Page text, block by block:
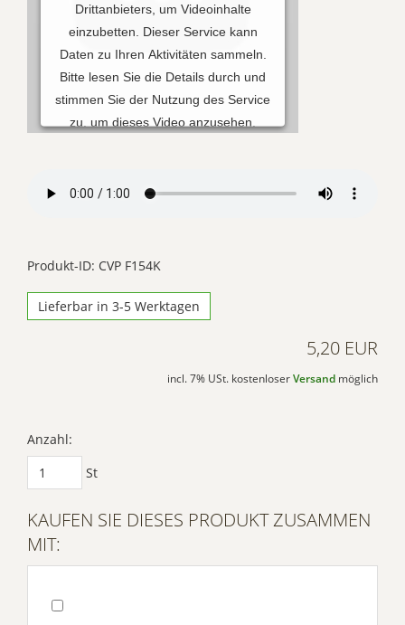
Drittanbieters, um Videoinhalte
einzubetten. Dieser Service kann
Daten zu Ihren Aktivitäten sammeln.
Bitte lesen Sie die Details durch und
stimmen Sie der Nutzung des Service
zu, um dieses Video anzusehen.
Powered by Usercentrics Consent
Produkt-ID: CVP F154K
Lieferbar in 3-5 Werktagen
5,20 EUR
incl. 7% USt. kostenloser Versand möglich
Anzahl:
St
KAUFEN SIE DIESES PRODUKT ZUSAMMEN
MIT: